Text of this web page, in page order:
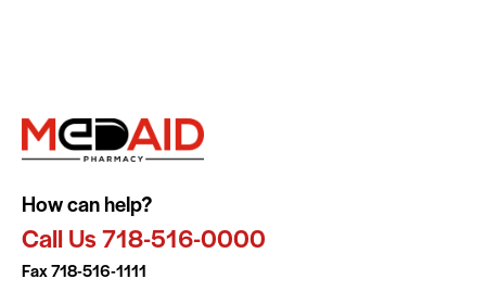
How can help?
Call Us 718-516-0000
Fax 718-516-1111